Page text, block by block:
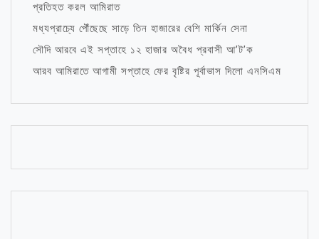
প্রতিহত করল আমিরাত
মধ্যপ্রাচ্যে পৌঁছেছে সাড়ে তিন হাজারের বেশি মার্কিন সেনা
সৌদি আরবে এই সপ্তাহে ১২ হাজার অবৈধ প্রবাসী আ’ট’ক
আরব আমিরাতে আগামী সপ্তাহে ফের বৃষ্টির পূর্বাভাস দিলো এনসিএম